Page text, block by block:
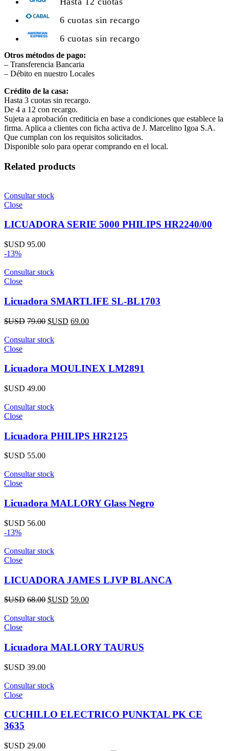
6 cuotas sin recargo
6 cuotas sin recargo
Otros métodos de pago:
– Transferencia Bancaria
– Débito en nuestro Locales
Crédito de la casa:
Hasta 3 cuotas sin recargo.
De 4 a 12 con recargo.
Sujeta a aprobación crediticia en base a condiciones que establece la
firma. Aplica a clientes con ficha activa de J. Marcelino Igoa S.A.
Que cumplan con los requisitos solicitados.
Disponible solo para operar comprando en el local.
Related products
Consultar stock
Close
LICUADORA SERIE 5000 PHILIPS HR2240/00
$USD 95.00
-13%
Consultar stock
Close
Licuadora SMARTLIFE SL-BL1703
$USD 79.00 $USD 69.00
Consultar stock
Close
Licuadora MOULINEX LM2891
$USD 49.00
Consultar stock
Close
Licuadora PHILIPS HR2125
$USD 55.00
Consultar stock
Close
Licuadora MALLORY Glass Negro
$USD 56.00
-13%
Consultar stock
Close
LICUADORA JAMES LJVP BLANCA
$USD 68.00 $USD 59.00
Consultar stock
Close
Licuadora MALLORY TAURUS
$USD 39.00
Consultar stock
Close
CUCHILLO ELECTRICO PUNKTAL PK CE
3635
$USD 29.00